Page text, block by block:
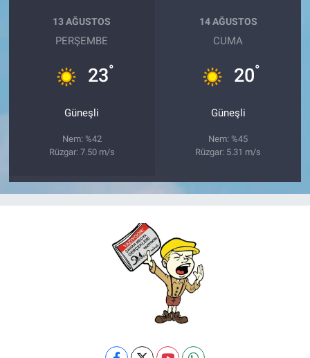
13 AĞUSTOS
PERŞEMBE
23°
Güneşli
Nem: %42
Rüzgar: 7.50 m/s
14 AĞUSTOS
CUMA
20°
Güneşli
Nem: %45
Rüzgar: 5.31 m/s